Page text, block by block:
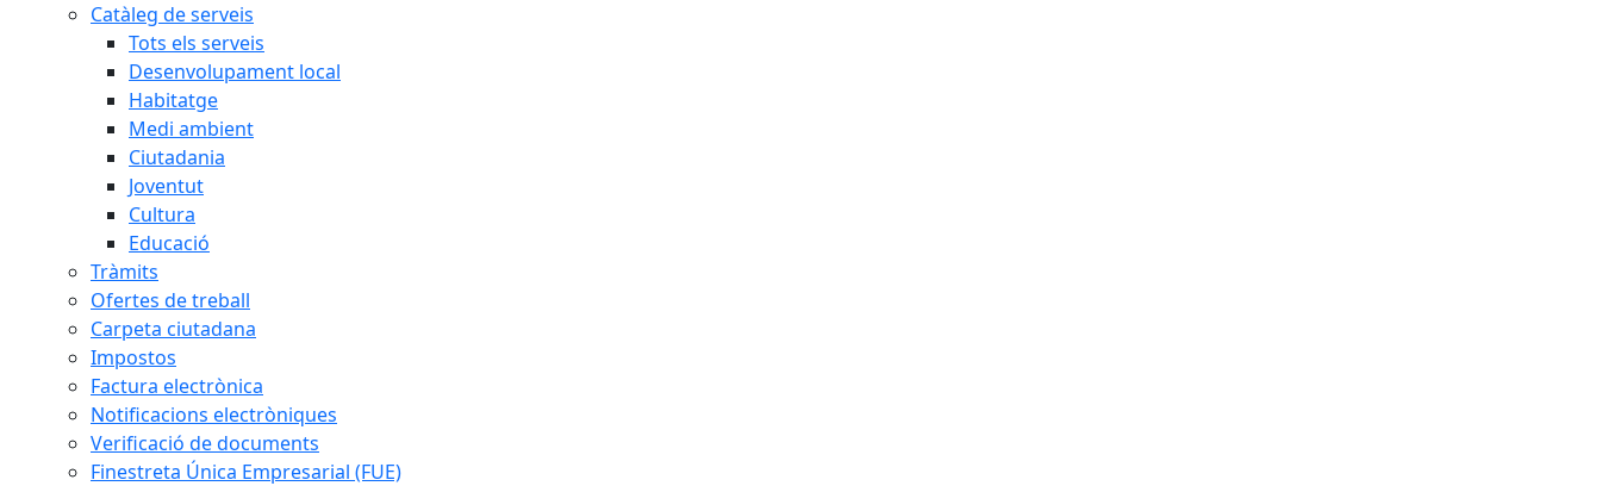
Catàleg de serveis
Tots els serveis
Desenvolupament local
Habitatge
Medi ambient
Ciutadania
Joventut
Cultura
Educació
Tràmits
Ofertes de treball
Carpeta ciutadana
Impostos
Factura electrònica
Notificacions electròniques
Verificació de documents
Finestreta Única Empresarial (FUE)